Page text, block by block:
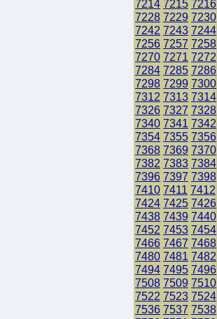
7214 7215 7216
7228 7229 7230
7242 7243 7244
7256 7257 7258
7270 7271 7272
7284 7285 7286
7298 7299 7300
7312 7313 7314
7326 7327 7328
7340 7341 7342
7354 7355 7356
7368 7369 7370
7382 7383 7384
7396 7397 7398
7410 7411 7412
7424 7425 7426
7438 7439 7440
7452 7453 7454
7466 7467 7468
7480 7481 7482
7494 7495 7496
7508 7509 7510
7522 7523 7524
7536 7537 7538